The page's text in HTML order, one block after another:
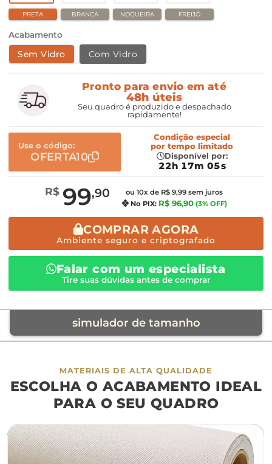
PRETA BRANCA NOGUEIRA FREIJÓ
Acabamento
Sem Vidro Com Vidro
Pronto para envio em até
48h úteis
Seu quadro é produzido e despachado
rapidamente!
Use o código:
OFERTA10
Condição especial
por tempo limitado
Disponível por:
22h 17m 04s
R$ 99,90
ou 10x de R$ 9,99 sem juros
No PIX: R$ 96,90 (3% OFF)
COMPRAR AGORA
Ambiente seguro e criptografado
Falar com um especialista
Tire suas dúvidas antes de comprar
simulador de tamanho
móvel de referência
sofá cama
largura aproximada
MATERIAIS DE ALTA QUALIDADE
ESCOLHA O ACABAMENTO IDEAL
PARA O SEU QUADRO